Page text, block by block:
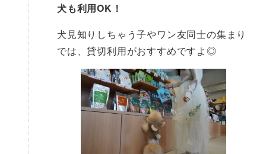
犬も利用OK！
犬見知りしちゃう子やワン友同士の集まり
では、貸切利用がおすすめですよ◎